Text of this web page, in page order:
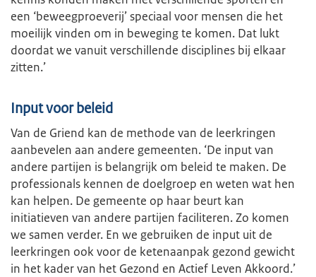
een ‘beweegproeverij’ speciaal voor mensen die het
moeilijk vinden om in beweging te komen. Dat lukt
doordat we vanuit verschillende disciplines bij elkaar
zitten.’
Input voor beleid
Van de Griend kan de methode van de leerkringen
aanbevelen aan andere gemeenten. ‘De input van
andere partijen is belangrijk om beleid te maken. De
professionals kennen de doelgroep en weten wat hen
kan helpen. De gemeente op haar beurt kan
initiatieven van andere partijen faciliteren. Zo komen
we samen verder. En we gebruiken de input uit de
leerkringen ook voor de ketenaanpak gezond gewicht
in het kader van het Gezond en Actief Leven Akkoord.’